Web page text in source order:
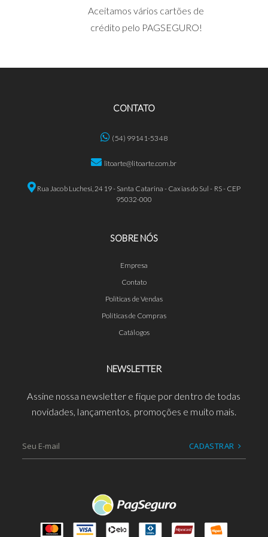
Aceitamos vários cartões de
crédito pelo PAGSEGURO!
CONTATO
(54) 99141-5348
litoarte@litoarte.com.br
Rua Jacob Luchesi, 2419 - Santa Catarina - Caxias do Sul - RS - CEP
95032-000
SOBRE NÓS
Empresa
Contato
Políticas de Vendas
Políticas de Compras
Catálogos
NEWSLETTER
Assine nossa newsletter e fique por dentro de todas
novidades, lançamentos, promoções e muito mais.
CADASTRAR